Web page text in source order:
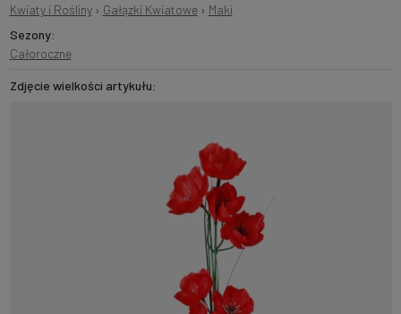
Kwiaty i Rośliny› Gałązki Kwiatowe› Maki
Sezony:
Całoroczne
Zdjęcie wielkości artykułu: